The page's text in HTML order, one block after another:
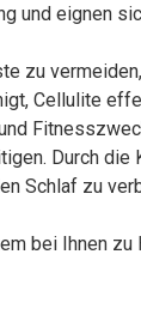
und eignen
zu
Cellulite
Durch die
Schlaf zu
bei Ihnen zu